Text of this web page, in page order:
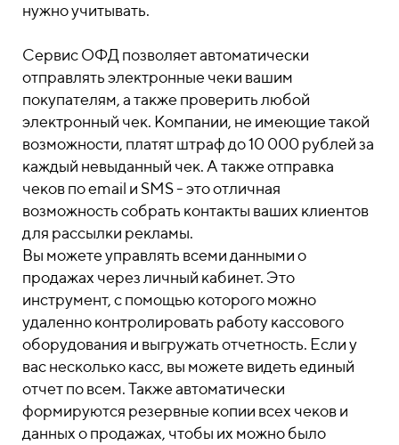
нужно учитывать.
Сервис ОФД позволяет автоматически
отправлять электронные чеки вашим
покупателям, а также проверить любой
электронный чек. Компании, не имеющие такой
возможности, платят штраф до 10 000 рублей за
каждый невыданный чек. А также отправка
чеков по email и SMS - это отличная
возможность собрать контакты ваших клиентов
для рассылки рекламы.
Вы можете управлять всеми данными о
продажах через личный кабинет. Это
инструмент, с помощью которого можно
удаленно контролировать работу кассового
оборудования и выгружать отчетность. Если у
вас несколько касс, вы можете видеть единый
отчет по всем. Также автоматически
формируются резервные копии всех чеков и
данных о продажах, чтобы их можно было